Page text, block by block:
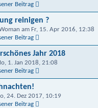
Beitrag
reinigen ?
am Fr, 15. Apr 2016, 12:38
Beitrag
Jahr 2018
1. Jan 2018, 21:08
Beitrag
24. Dez 2017, 10:19
Beitrag